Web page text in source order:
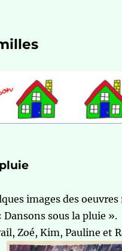
images des oeuvres
Dansons sous la pluie ».
Zoé, Kim, Pauline et